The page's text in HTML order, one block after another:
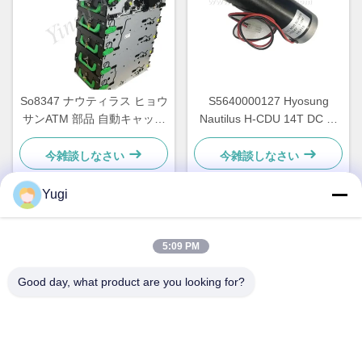
So8347 ナウティラス ヒョウ
サンATM 部品 自動キャッシ
ング 配件 GCDU ディスペン
サー フロントロード
7010000132
今雑談しなさい
S5640000127 Hyosung
Nautilus H-CDU 14T DC メ
インATMモーターマシンスペ
ア 7310000715
今雑談しなさい
クイックコンタクト
住所
Yugi
5:09 PM
Good day, what product are you looking for?